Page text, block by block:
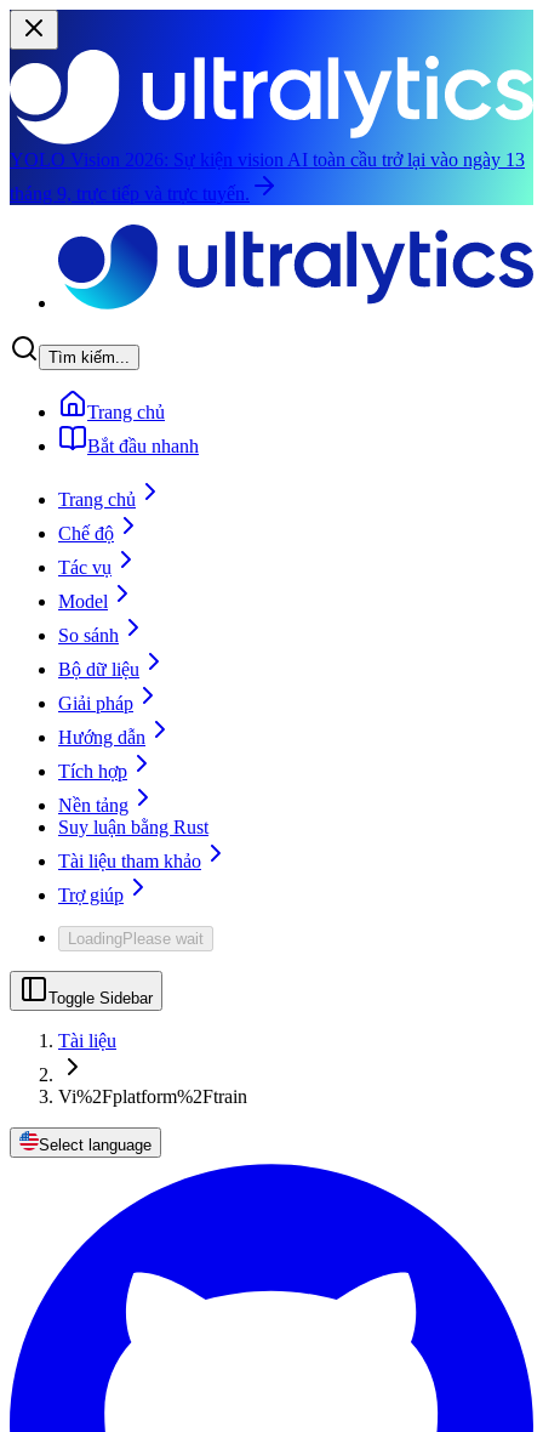
YOLO Vision 2026: Sự kiện vision AI toàn cầu trở lại vào ngày 13
tháng 9, trực tiếp và trực tuyến.
Tìm kiếm...
Trang chủ
Bắt đầu nhanh
Trang chủ
Chế độ
Tác vụ
Model
So sánh
Bộ dữ liệu
Giải pháp
Hướng dẫn
Tích hợp
Nền tảng
Suy luận bằng Rust
Tài liệu tham khảo
Trợ giúp
LoadingPlease wait
Toggle Sidebar
Tài liệu
Vi%2Fplatform%2Ftrain
Select language